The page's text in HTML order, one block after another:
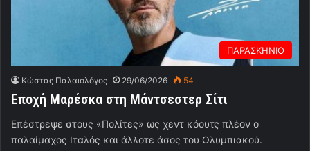
ΠΑΡΑΣΚΗΝΙΟ
Κώστας Παλαιολόγος 29/06/2026 54
Εποχή Μαρέσκα στη Μάντσεστερ Σίτι
Επέστρεψε στους «Πολίτες» ως χεντ κόουτς πλέον ο
παλαίμαχος Ιταλός και άλλοτε άσος του Ολυμπιακού.